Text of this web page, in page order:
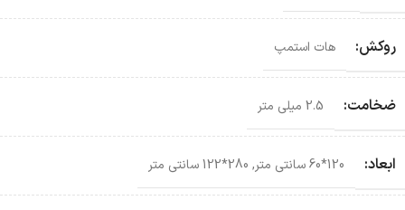
روکش: هات استمپ
ضخامت: 2.5 میلی متر
ابعاد: 120*60 سانتی‌ متر , 280*122 سانتی‌ متر